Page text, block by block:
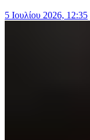
5 Ιουλίου 2026, 12:35